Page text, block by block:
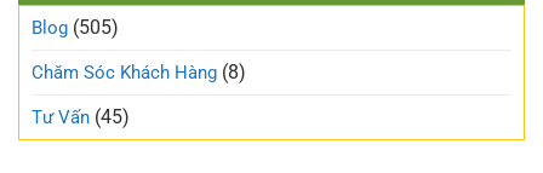
Blog (505)
Chăm Sóc Khách Hàng (8)
Tư Vấn (45)